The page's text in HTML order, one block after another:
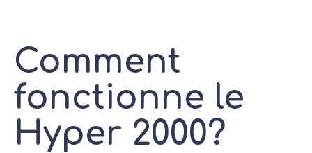
Comment
fonctionne le
Hyper 2000?